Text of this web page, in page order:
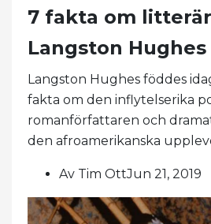
7 fakta om
Langston Hughes
Langston Hughes föddes
fakta om den inflytelserika
romanförfattaren och
den afroamerikanska
Av Tim OttJun 21, 2019